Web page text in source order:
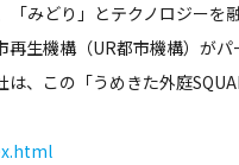
「みどり」とテクノロジー
再生機構（UR都市機構）が
、この「うめきた外庭